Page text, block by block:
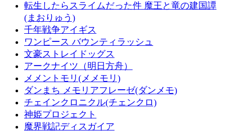
転生したらスライムだった件 魔王と竜の建国譚
(まおりゅう)
千年戦争アイギス
ワンピース バウンティラッシュ
文豪ストレイドッグス
アークナイツ（明日方舟）
メメントモリ(メメモリ)
ダンまち メモリアフレーゼ(ダンメモ)
チェインクロニクル(チェンクロ)
神姫プロジェクト
魔界戦記ディスガイア